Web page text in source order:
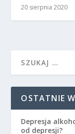
20 sierpnia 2020
OSTATNIE
Depresja
od depresji?